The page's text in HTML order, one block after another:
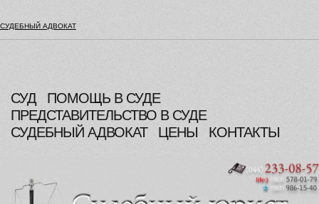
СУДЕБНЫЙ АДВОКАТ
СУД
ПОМОЩЬ В СУДЕ
ПРЕДСТАВИТЕЛЬСТВО В СУДЕ
СУДЕБНЫЙ АДВОКАТ
ЦЕНЫ КОНТАКТЫ